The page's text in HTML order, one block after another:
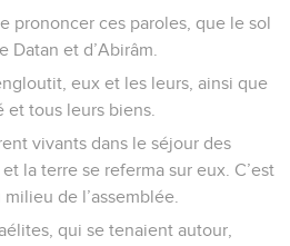
prononcer ces paroles, que le sol
Datan et d’Abirâm.
eux et les leurs, ainsi que
et tous leurs biens.
vivants dans le séjour des
la terre se referma sur eux. C’est
de l’assemblée.
qui se tenaient autour,